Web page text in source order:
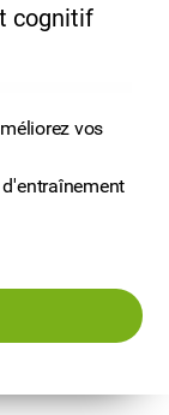
cognitif
vos